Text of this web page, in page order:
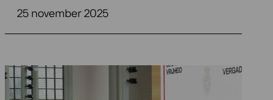
25 november 2025